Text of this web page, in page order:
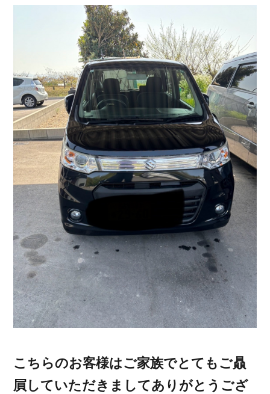
こちらのお客様はご家族でとてもご贔
屓していただきましてありがとうござ